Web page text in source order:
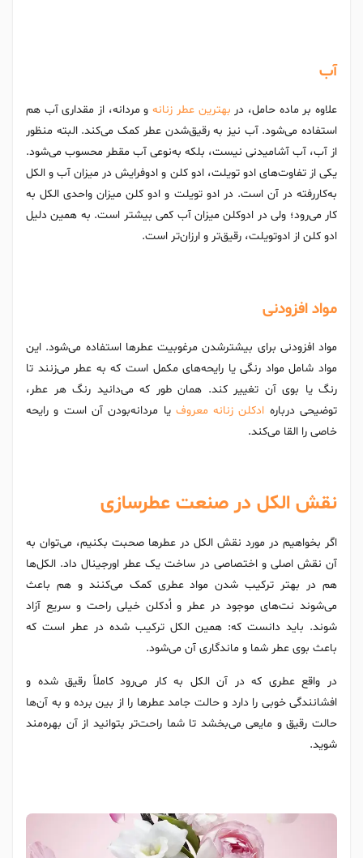
آب
علاوه بر ماده حامل، در بهترین عطر زنانهو مردانه، از مقداری آب هم
استفاده می‌شود. آب نیز به رقیق‌شدن عطر کمک می‌کند. البته منظور
از آب، آب آشامیدنی نیست، بلکه به‌نوعی آب مقطر محسوب می‌شود.
یکی از تفاوت‌های ادو تویلت، ادو کلن و ادوفرایش در میزان آب و الکل
به‌کاررفته در آن است. در ادو تویلت و ادو کلن میزان واحدی الکل به
کار می‌رود؛ ولی در ادوکلن میزان آب کمی بیشتر است. به همین دلیل
ادو کلن از ادوتویلت، رقیق‌تر و ارزان‌تر است.
مواد افزودنی
مواد افزودنی برای بیشترشدن مرغوبیت عطرها استفاده می‌شود. این
مواد شامل مواد رنگی یا رایحه‌های مکمل است که به عطر می‌زنند تا
رنگ یا بوی آن تغییر کند. همان طور که‌ می‌دانید رنگ هر عطر،
توضیحی درباره ادکلن زنانه معروف یا مردانه‌بودن آن است و رایحه
خاصی را القا می‌کند.
نقش الکل در صنعت عطرسازی
اگر بخواهیم در مورد نقش الکل در عطرها صحبت بکنیم، می‌توان به
آن نقش اصلی و اختصاصی در ساخت یک عطر اورجینال داد. الکل‌ها
هم در بهتر ترکیب شدن مواد عطری کمک می‌کنند و هم باعث
می‌شوند نت‌های موجود در عطر و اُدکلن خیلی راحت و سریع آزاد
شوند. باید دانست که: همین الکل ترکیب شده در عطر است که
باعث بوی عطر شما و ماندگاری آن می‌شود.
در واقع عطری که در آن الکل به کار می‌رود کاملاً رقیق شده و
افشانندگی خوبی را دارد و حالت جامد عطرها را از بین برده و به آن‌ها
حالت رقیق و مایعی می‌بخشد تا شما راحت‌تر بتوانید از آن بهره‌مند
شوید.